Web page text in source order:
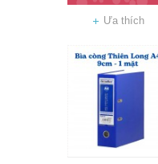
Ưa thích